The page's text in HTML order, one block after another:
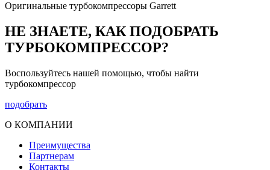
Оригинальные турбокомпрессоры Garrett
НЕ ЗНАЕТЕ, КАК ПОДОБРАТЬ
ТУРБОКОМПРЕССОР?
Воспользуйтесь нашей помощью, чтобы найти
турбокомпрессор
подобрать
О КОМПАНИИ
Преимущества
Партнерам
Контакты